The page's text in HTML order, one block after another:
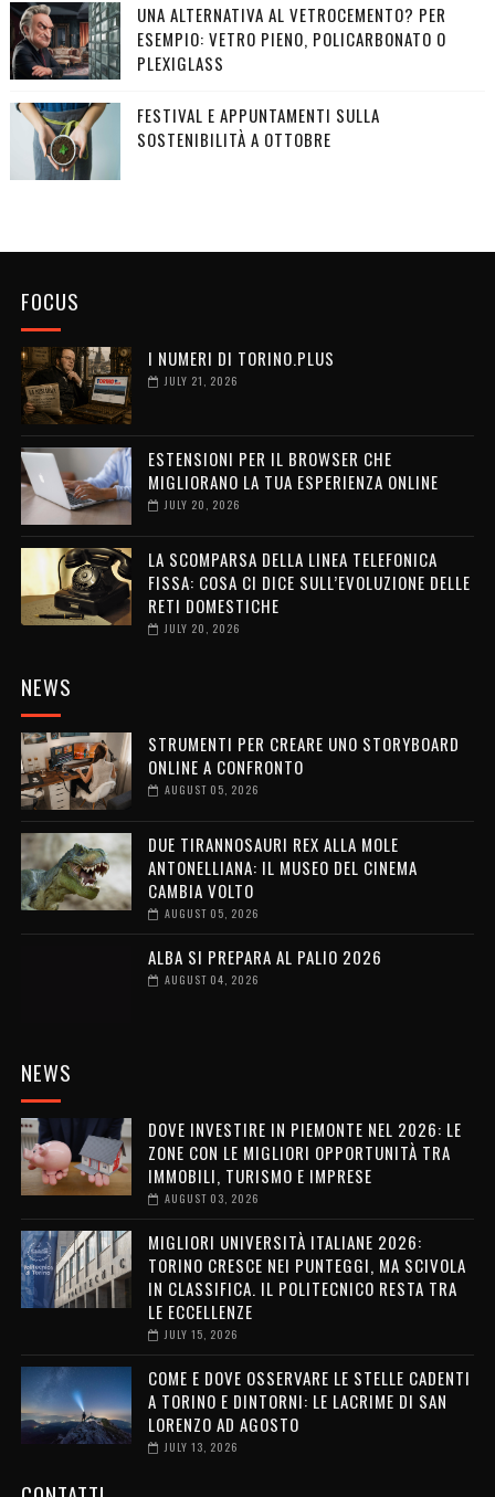
UNA ALTERNATIVA AL VETROCEMENTO? PER
ESEMPIO: VETRO PIENO, POLICARBONATO O
PLEXIGLASS
FESTIVAL E APPUNTAMENTI SULLA
SOSTENIBILITÀ A OTTOBRE
FOCUS
I NUMERI DI TORINO.PLUS
JULY 21, 2026
ESTENSIONI PER IL BROWSER CHE
MIGLIORANO LA TUA ESPERIENZA ONLINE
JULY 20, 2026
LA SCOMPARSA DELLA LINEA TELEFONICA
FISSA: COSA CI DICE SULL’EVOLUZIONE DELLE
RETI DOMESTICHE
JULY 20, 2026
NEWS
STRUMENTI PER CREARE UNO STORYBOARD
ONLINE A CONFRONTO
AUGUST 05, 2026
DUE TIRANNOSAURI REX ALLA MOLE
ANTONELLIANA: IL MUSEO DEL CINEMA
CAMBIA VOLTO
AUGUST 05, 2026
ALBA SI PREPARA AL PALIO 2026
AUGUST 04, 2026
NEWS
DOVE INVESTIRE IN PIEMONTE NEL 2026: LE
ZONE CON LE MIGLIORI OPPORTUNITÀ TRA
IMMOBILI, TURISMO E IMPRESE
AUGUST 03, 2026
MIGLIORI UNIVERSITÀ ITALIANE 2026:
TORINO CRESCE NEI PUNTEGGI, MA SCIVOLA
IN CLASSIFICA. IL POLITECNICO RESTA TRA
LE ECCELLENZE
JULY 15, 2026
COME E DOVE OSSERVARE LE STELLE CADENTI
A TORINO E DINTORNI: LE LACRIME DI SAN
LORENZO AD AGOSTO
JULY 13, 2026